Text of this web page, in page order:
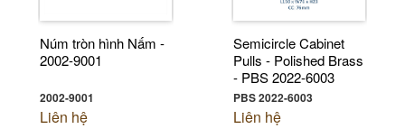
Núm tròn hình Nấm -
2002-9001
2002-9001
Liên hệ
Semicircle Cabinet
Pulls - Polished Brass
- PBS 2022-6003
PBS 2022-6003
Liên hệ